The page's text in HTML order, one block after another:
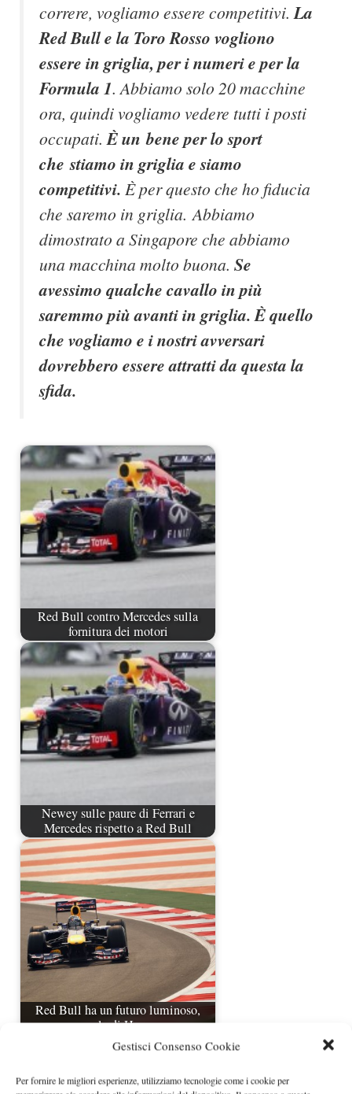
Gestisci Consenso Cookie
Per fornire le migliori esperienze, utilizziamo tecnologie come i cookie per
correre, vogliamo essere competitivi.La
Red Bull e la Toro Rosso vogliono
essere in griglia, per i numeri e per la
Formula 1. Abbiamo solo 20 macchine
ora, quindi vogliamo vedere tutti i posti
occupati.È un bene per lo sport
che stiamo in griglia e siamo
competitivi. È per questo che ho fiducia
che saremo in griglia. Abbiamo
dimostrato a Singapore che abbiamo
una macchina molto buona. Se
avessimo qualche cavallo in più
saremmo più avanti in griglia. È quello
che vogliamo e i nostri avversari
dovrebbero essere attratti da questa la
sfida.
Red Bull contro Mercedes sulla
fornitura dei motori
Newey sulle paure di Ferrari e
Mercedes rispetto a Red Bull
Red Bull ha un futuro luminoso,
parola di Horner